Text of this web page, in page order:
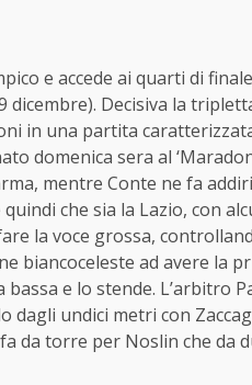
e accede ai quarti di
Decisiva la
in una partita
domenica sera al
mentre Conte ne fa
che sia la Lazio, con
la voce grossa,
ad avere la
e lo stende. L’arbitro
undici metri con
da torre per Noslin che da